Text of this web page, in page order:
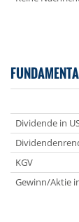
Dividende in
KGV
Gewinn/Aktie